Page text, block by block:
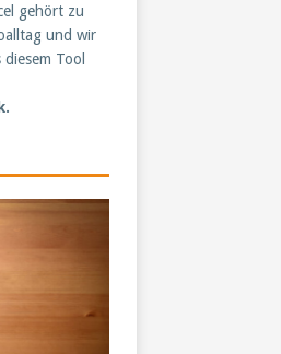
gehört zu
und wir
Tool